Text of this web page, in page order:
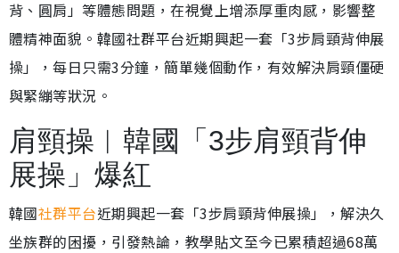
背、圓肩」等體態問題，在視覺上增添厚重肉感，影響整
體精神面貌。韓國社群平台近期興起一套「3步肩頸背伸展
操」，每日只需3分鐘，簡單幾個動作，有效解決肩頸僵硬
與緊繃等狀況。
肩頸操︱韓國「3步肩頸背伸
展操」爆紅
韓國社群平台近期興起一套「3步肩頸背伸展操」，解決久
坐族群的困擾，引發熱論，教學貼文至今已累積超過68萬